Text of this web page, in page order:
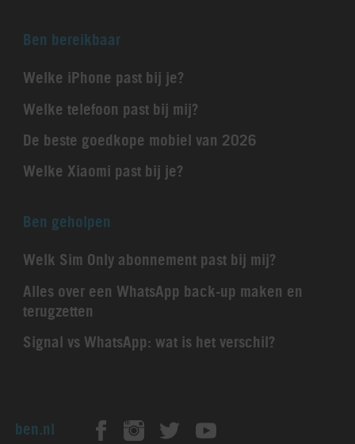
Ben bereikbaar
Welke iPhone past bij je?
Welke telefoon past bij mij?
De beste goedkope mobiel van 2026
Welke Xiaomi past bij je?
Ben geholpen
Welk Sim Only abonnement past bij mij?
Alles over een WhatsApp back-up maken en
terugzetten
Signal vs WhatsApp: wat is het verschil?
ben.nl